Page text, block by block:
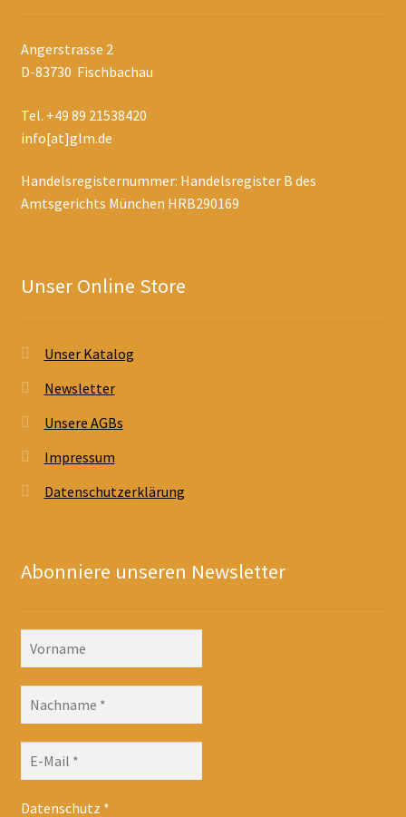
Angerstrasse 2
D-83730 Fischbachau
Tel. +49 89 21538420
info[at]glm.de
Handelsregisternummer: Handelsregister B des
Amtsgerichts München HRB290169
Unser Online Store
Unser Katalog
Newsletter
Unsere AGBs
Impressum
Datenschutzerklärung
Abonniere unseren Newsletter
Datenschutz *